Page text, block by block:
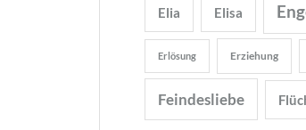
Elia Elisa
Erlösung Erziehung
Feindesliebe